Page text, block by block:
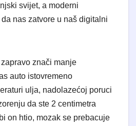
svijet, a moderni
nas zatvore u naš digitalni
znači manje
auto istovremeno
ulja, nadolazećoj poruci
da ste 2 centimetra
on htio, mozak se prebacuje